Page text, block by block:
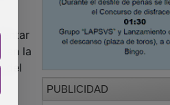
en la
del
PUBLICIDAD